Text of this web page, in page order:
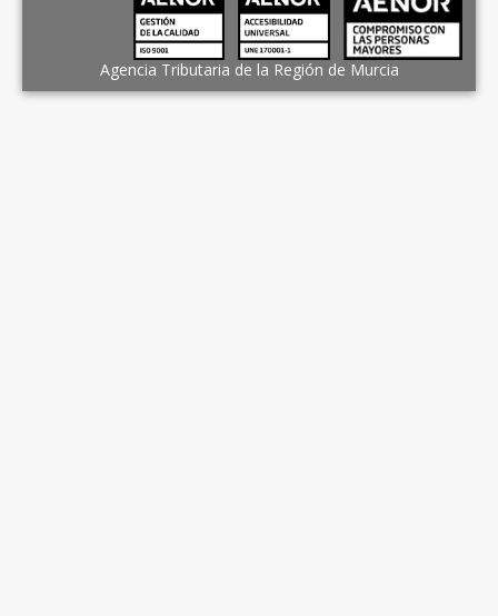
Agencia Tributaria de la Región de Murcia